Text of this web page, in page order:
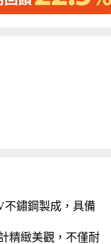
不鏽鋼製成，具備
精緻美觀，不僅耐